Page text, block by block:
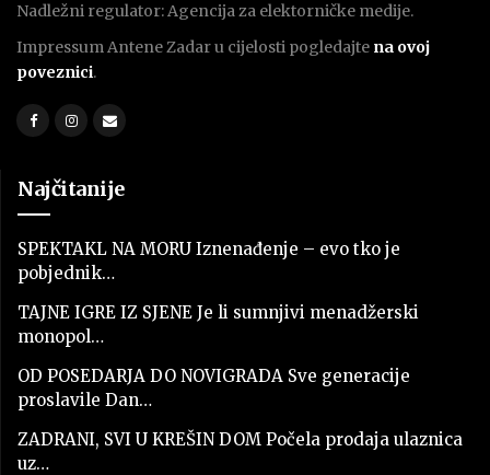
Nadležni regulator: Agencija za elektorničke medije.
Impressum Antene Zadar u cijelosti pogledajte na ovoj
poveznici.
Najčitanije
SPEKTAKL NA MORU Iznenađenje – evo tko je
pobjednik…
TAJNE IGRE IZ SJENE Je li sumnjivi menadžerski
monopol…
OD POSEDARJA DO NOVIGRADA Sve generacije
proslavile Dan…
ZADRANI, SVI U KREŠIN DOM Počela prodaja ulaznica
uz…